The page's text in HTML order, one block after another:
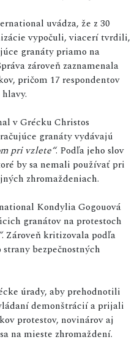
uvádza, že z 30
vypočuli, viacerí tvrdili,
granáty priamo na
zároveň zaznamenala
pričom 17 respondentov
v Grécku Christos
granáty vydávajú
pri vzlete“. Podľa jeho slov
by sa nemali používať pri
zhromaždeniach.
Kondylia Gogouová
granátov na protestoch
. Zároveň kritizovala podľa
bezpečnostných
úrady, aby prehodnotili
demonštrácií a prijali
protestov, novinárov aj
na mieste zhromaždení.